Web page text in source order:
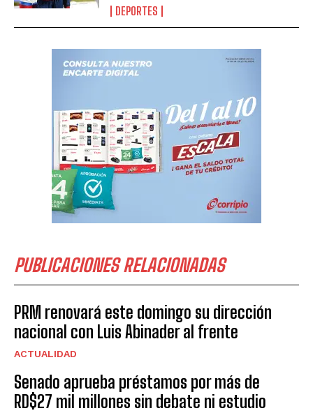
DEPORTES
PUBLICACIONES RELACIONADAS
PRM renovará este domingo su dirección
nacional con Luis Abinader al frente
ACTUALIDAD
Senado aprueba préstamos por más de
RD$27 mil millones sin debate ni estudio